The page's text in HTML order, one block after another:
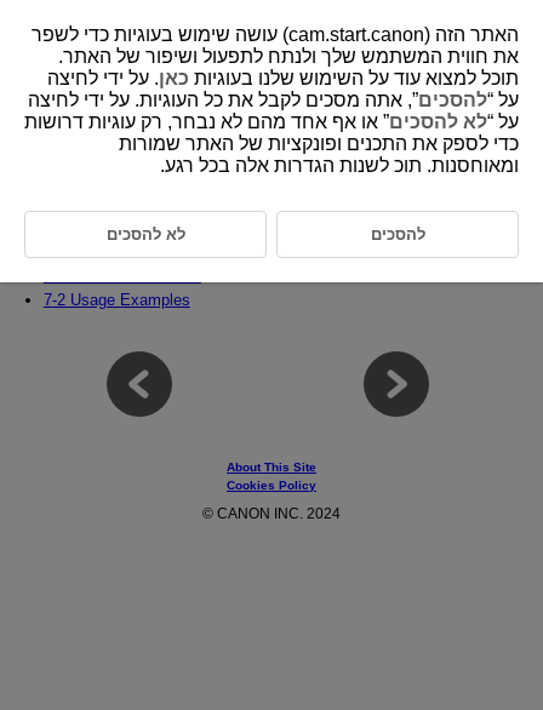
7 Register/Recall AF-related Settings Save
to/Load From Card
7-2 Usage Examples
About This Site
Cookies Policy
© CANON INC. 2024
האתר הזה (cam.start.canon) עושה שימוש בעוגיות כדי לשפר
את חווית המשתמש שלך ולנתח לתפעול ושיפור של האתר.
תוכל למצוא עוד על השימוש שלנו בעוגיות כאן. על ידי לחיצה
על “להסכים”, אתה מסכים לקבל את כל העוגיות. על ידי לחיצה
על “לא להסכים” או אף אחד מהם לא נבחר, רק עוגיות דרושות
כדי לספק את התכנים ופונקציות של האתר שמורות
ומאוחסנות. תוכ לשנות הגדרות אלה בכל רגע.
להסכים לא להסכים